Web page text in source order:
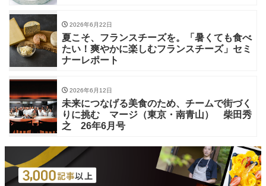
2026年6月22日
夏こそ、フランスチーズを。「暑くても食べ
たい！爽やかに楽しむフランスチーズ」セミ
ナーレポート
2026年6月12日
未来につなげる美食のため、チームで街づく
りに挑む マージ（東京・南青山） 柴田秀
之 26年6月号